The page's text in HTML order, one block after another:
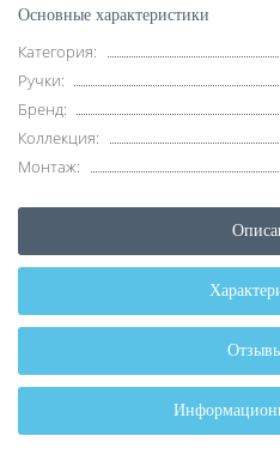
Основные характеристики
Категория:
Ручки:
Бренд:
Коллекция:
Монтаж: